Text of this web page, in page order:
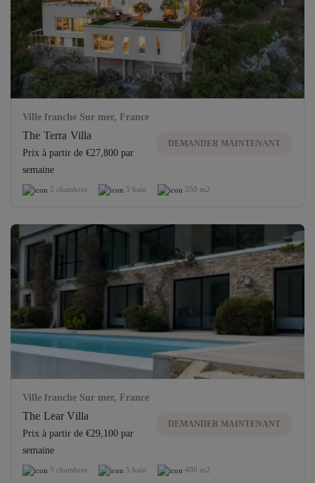
Ville franche Sur mer, France
The Terra Villa
Prix ​​à partir de €27,800 par
semaine
DEMANDER MAINTENANT
5 chambres 5 bain 350 m2
Ville franche Sur mer, France
The Lear Villa
Prix ​​à partir de €29,100 par
semaine
DEMANDER MAINTENANT
5 chambres 5 bain 400 m2